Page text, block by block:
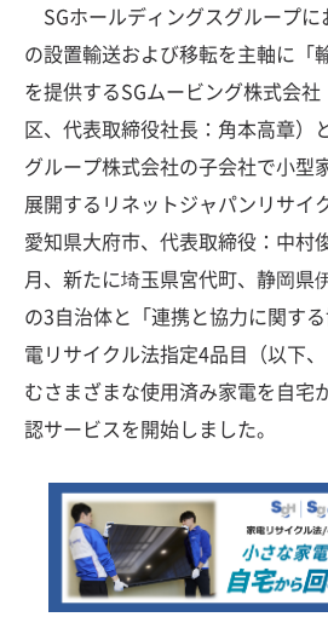
SGホールディングスグループ
の設置輸送および移転を主軸に「
を提供するSGムービング株式会
区、代表取締役社長：角本高章）
グループ株式会社の子会社で小型
展開するリネットジャパンリサイ
愛知県大府市、代表取締役：中村
月、新たに埼玉県宮代町、静岡県
の3自治体と「連携と協力に関す
電リサイクル法指定4品目（以下
むさまざまな使用済み家電を自宅
認サービスを開始しました。